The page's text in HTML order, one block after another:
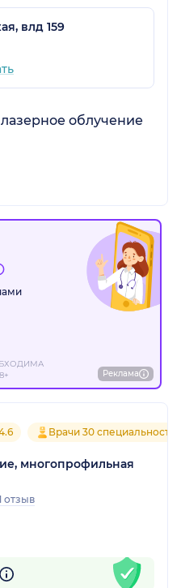
влд 159
облучение
Реклама
Врачи 30
многопрофильная
отзыв